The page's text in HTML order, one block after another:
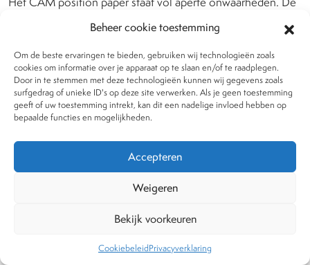
Beheer cookie toestemming
Om de beste ervaringen te bieden, gebruiken wij technologieën zoals
cookies om informatie over je apparaat op te slaan en/of te raadplegen.
Door in te stemmen met deze technologieën kunnen wij gegevens zoals
surfgedrag of unieke ID's op deze site verwerken. Als je geen toestemming
geeft of uw toestemming intrekt, kan dit een nadelige invloed hebben op
bepaalde functies en mogelijkheden.
Accepteren
Weigeren
Bekijk voorkeuren
CookiebeleidPrivacyverklaring
CAM’ers verlaten de geneeskundige inzichten, hun
methoden zijn lang niet altijd veilig en het voornaamste: ze
werken niet.
Lees meer east